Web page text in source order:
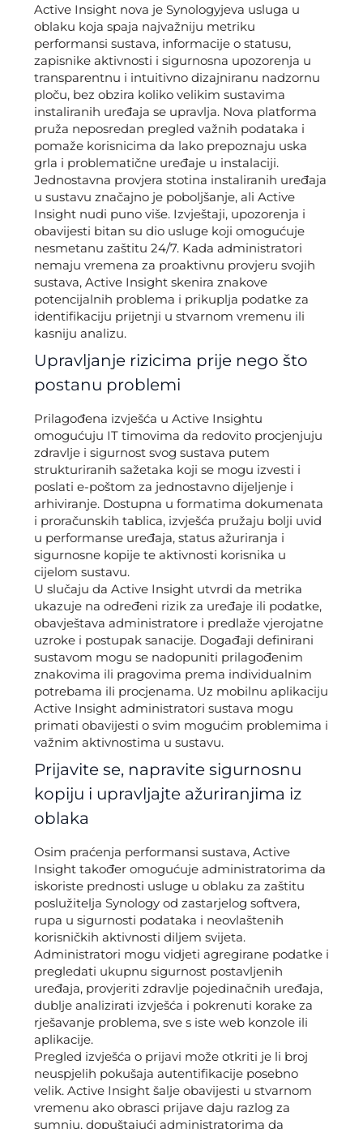
Active Insight nova je Synologyjeva usluga u
oblaku koja spaja najvažniju metriku
performansi sustava, informacije o statusu,
zapisnike aktivnosti i sigurnosna upozorenja u
transparentnu i intuitivno dizajniranu nadzornu
ploču, bez obzira koliko velikim sustavima
instaliranih uređaja se upravlja. Nova platforma
pruža neposredan pregled važnih podataka i
pomaže korisnicima da lako prepoznaju uska
grla i problematične uređaje u instalaciji.
Jednostavna provjera stotina instaliranih uređaja
u sustavu značajno je poboljšanje, ali Active
Insight nudi puno više. Izvještaji, upozorenja i
obavijesti bitan su dio usluge koji omogućuje
nesmetanu zaštitu 24/7. Kada administratori
nemaju vremena za proaktivnu provjeru svojih
sustava, Active Insight skenira znakove
potencijalnih problema i prikuplja podatke za
identifikaciju prijetnji u stvarnom vremenu ili
kasniju analizu.
Upravljanje rizicima prije nego što
postanu problemi
Prilagođena izvješća u Active Insightu
omogućuju IT timovima da redovito procjenjuju
zdravlje i sigurnost svog sustava putem
strukturiranih sažetaka koji se mogu izvesti i
poslati e-poštom za jednostavno dijeljenje i
arhiviranje. Dostupna u formatima dokumenata
i proračunskih tablica, izvješća pružaju bolji uvid
u performanse uređaja, status ažuriranja i
sigurnosne kopije te aktivnosti korisnika u
cijelom sustavu.
U slučaju da Active Insight utvrdi da metrika
ukazuje na određeni rizik za uređaje ili podatke,
obavještava administratore i predlaže vjerojatne
uzroke i postupak sanacije. Događaji definirani
sustavom mogu se nadopuniti prilagođenim
znakovima ili pragovima prema individualnim
potrebama ili procjenama. Uz mobilnu aplikaciju
Active Insight administratori sustava mogu
primati obavijesti o svim mogućim problemima i
važnim aktivnostima u sustavu.
Prijavite se, napravite sigurnosnu
kopiju i upravljajte ažuriranjima iz
oblaka
Osim praćenja performansi sustava, Active
Insight također omogućuje administratorima da
iskoriste prednosti usluge u oblaku za zaštitu
poslužitelja Synology od zastarjelog softvera,
rupa u sigurnosti podataka i neovlaštenih
korisničkih aktivnosti diljem svijeta.
Administratori mogu vidjeti agregirane podatke i
pregledati ukupnu sigurnost postavljenih
uređaja, provjeriti zdravlje pojedinačnih uređaja,
dublje analizirati izvješća i pokrenuti korake za
rješavanje problema, sve s iste web konzole ili
aplikacije.
Pregled izvješća o prijavi može otkriti je li broj
neuspjelih pokušaja autentifikacije posebno
velik. Active Insight šalje obavijesti u stvarnom
vremenu ako obrasci prijave daju razlog za
sumnju, dopuštajući administratorima da